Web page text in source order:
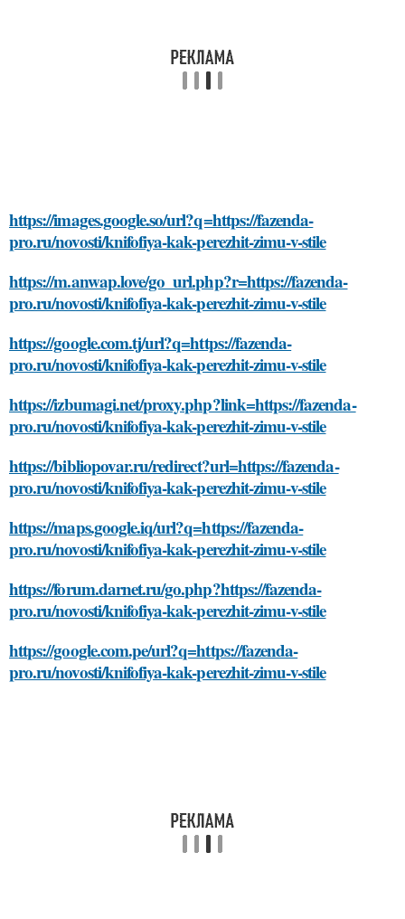
https://images.google.so/url?q=https://fazenda-
pro.ru/novosti/knifofiya-kak-perezhit-zimu-v-stile
https://m.anwap.love/go_url.php?r=https://fazenda-
pro.ru/novosti/knifofiya-kak-perezhit-zimu-v-stile
https://google.com.tj/url?q=https://fazenda-
pro.ru/novosti/knifofiya-kak-perezhit-zimu-v-stile
https://izbumagi.net/proxy.php?link=https://fazenda-
pro.ru/novosti/knifofiya-kak-perezhit-zimu-v-stile
https://bibliopovar.ru/redirect?url=https://fazenda-
pro.ru/novosti/knifofiya-kak-perezhit-zimu-v-stile
https://maps.google.iq/url?q=https://fazenda-
pro.ru/novosti/knifofiya-kak-perezhit-zimu-v-stile
https://forum.darnet.ru/go.php?https://fazenda-
pro.ru/novosti/knifofiya-kak-perezhit-zimu-v-stile
https://google.com.pe/url?q=https://fazenda-
pro.ru/novosti/knifofiya-kak-perezhit-zimu-v-stile